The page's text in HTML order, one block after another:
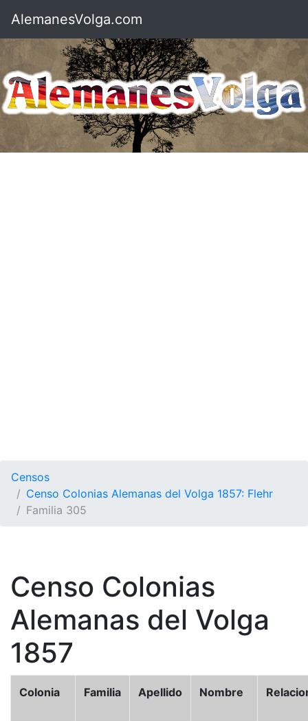
AlemanesVolga.com
Censos
Censo Colonias Alemanas del Volga 1857: Flehr
Familia 305
Censo Colonias
Alemanas del Volga
1857
Colonia Familia Apellido Nombre